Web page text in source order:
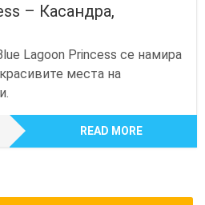
– Касандра,
Lagoon Princess се намира
места на
READ MORE